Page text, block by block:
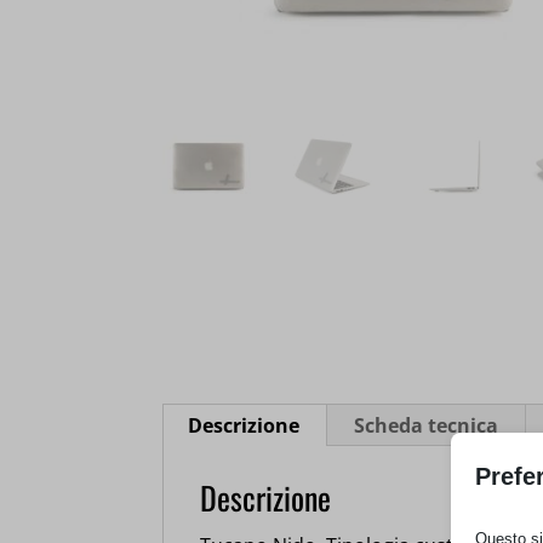
Descrizione Scheda tecnica
Descrizione
Questo